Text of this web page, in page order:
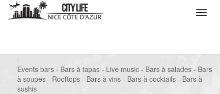
Events bars - Bars à tapas - Live music - Bars à salades - Bars
à soupes - Rooftops - Bars à vins - Bars à cocktails - Bars à
sushis